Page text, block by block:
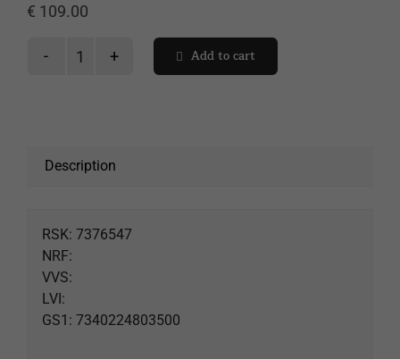
€ 109.00
Profil
141
Add to cart
Description
RSK: 7376547
NRF:
VVS:
LVI:
GS1: 7340224803500